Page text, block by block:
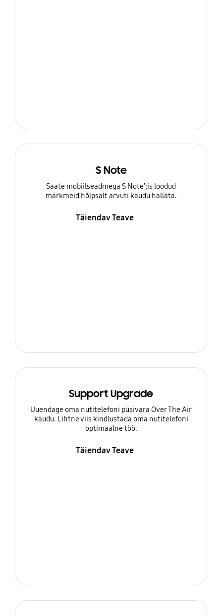
S Note
Saate mobiilseadmega S Note';is loodud
märkmeid hõlpsalt arvuti kaudu hallata.
Täiendav Teave
Support Upgrade
Uuendage oma nutitelefoni püsivara Over The Air
kaudu. Lihtne viis kindlustada oma nutitelefoni
optimaalne töö.
Täiendav Teave